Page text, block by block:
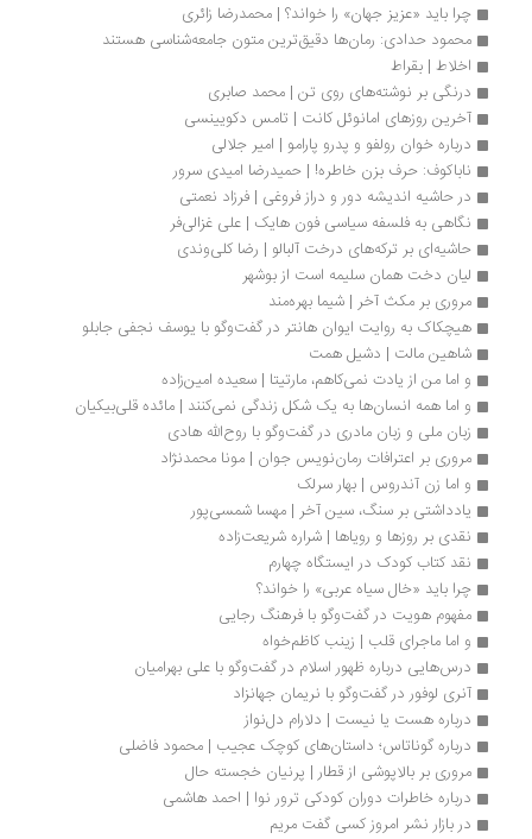
چرا باید «عزیز جهان» را خواند؟ | محمدرضا زائری
محمود حدادی: رمان‌ها دقیق‌ترین متون جامعه‌شناسی هستند
اخلاط | بقراط
درنگی بر نوشته‌های روی تن | محمد صابری
آخرین روزهای امانوئل کانت | تامس دکویینسی
درباره خوان رولفو و پدرو‌ پارامو | امیر جلالی
ناباکوف: حرف بزن خاطره! | حمیدرضا امیدی سرور
در حاشیه اندیشه دور و دراز فروغی | فرزاد نعمتی
نگاهی به فلسفه سیاسی فون هایک | علی غزالی‌فر
حاشیه‌ای بر ترکه‌های درخت آلبالو | رضا کلی‌وندی
لیان دخت همان سلیمه است از بوشهر
مروری بر مکث آخر | شيما بهره‌مند
هیچکاک به روایت ایوان هانتر در گفت‌وگو با یوسف نجفی جابلو
شاهین مالت | دشیل همت
و اما من از یادت نمی‌کاهم، مارتیتا | سعیده امین‌زاده
و اما همه‌ انسان‌ها به یک شکل زندگی نمی‌کنند | مائده قلی‌بیکیان
زبان ملی و زبان مادری در گفت‌وگو با روح‌الله هادی
مروری بر اعترافات رمان‌نویس جوان | مونا محمدنژاد
و اما زن آندروس | بهار سرلک
یادداشتی بر سنگ، سین آخر | مهسا شمسی‌پور
نقدی بر روزها و رویاها | شراره شریعت‌زاده
نقد کتاب کودک در ایستگاه چهارم
چرا باید «خال سیاه عربی» را خواند؟
مفهوم هویت در گفت‌وگو با فرهنگ رجایی
و اما ماجرای قلب | زینب کاظم‌خواه
درس‌هایی درباره ظهور اسلام در گفت‌وگو با علی بهرامیان
آنری لوفور در گفت‌وگو با نریمان جهانزاد
درباره هست یا نیست | دلارام دل‌نواز
درباره گوناتاس؛ داستان‌های کوچک عجیب | محمود فاضلی
مروری بر بالاپوشی از قطار | پرنیان خجسته حال
درباره خاطرات دوران کودکی ترور نوا | احمد هاشمی
در بازار نشر امروز کسی گفت مریم